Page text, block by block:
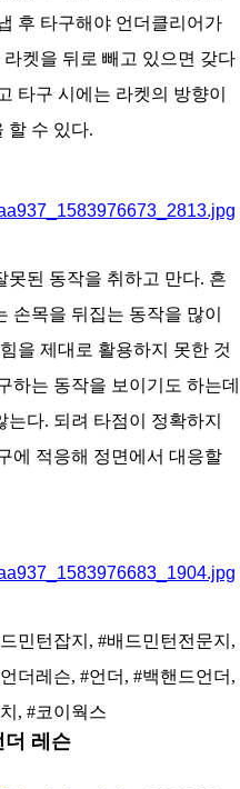
후 타구해야 언더클리어가
켓을 뒤로 빼고 있으면 갖다
타구 시에는 라켓의 방향이
할 수 있다.
된 동작을 취하고 만다. 흔
손목을 뒤집는 동작을 많이
을 제대로 활용하지 못한 것
하는 동작을 보이기도 하는데
다. 되려 타점이 정확하지
에 적응해 정면에서 대응할
민턴잡지, #배드민턴전문지,
더레슨, #언더, #백핸드언더,
, #코이웍스
레슨